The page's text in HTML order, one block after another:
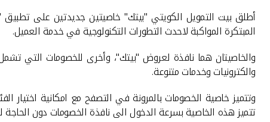
أطلق بيت التمويل الكويتي "بيتك" خاصيتين جديدتين على تطبيق
المبتكرة المواكبة لاحدث التطورات التكنولوجية في خدمة العميل.
والخاصيتان هما نافذة لعروض "بيتك"، وأخرى للخصومات التي
والكترونيات وخدمات متنوعة.
وتتميز خاصية الخصومات بالمرونة في التصفح مع امكانية اختيار
تتميز هذه الخاصية بسرعة الدخول الى نافذة الخصومات دون